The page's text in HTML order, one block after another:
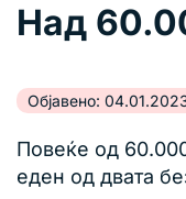
Над
Објавено:
Повеќе од
еден од двата